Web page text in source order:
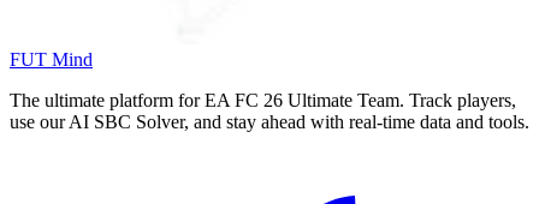
FUT Mind
The ultimate platform for EA FC 26 Ultimate Team. Track players,
use our AI SBC Solver, and stay ahead with real-time data and tools.